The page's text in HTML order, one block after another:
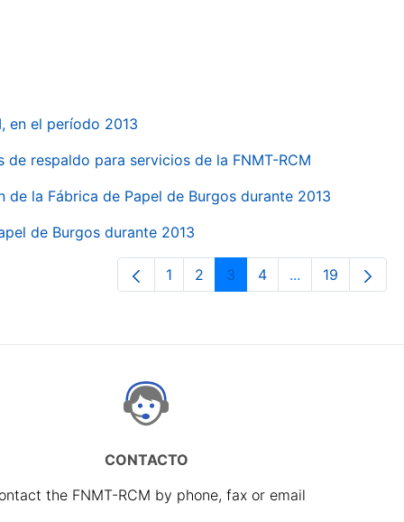
en el período 2013
respaldo para servicios de la FNMT-RCM
la Fábrica de Papel de Burgos durante 2013
de Burgos durante 2013
Page
1 Page
2 Page
3 Page
4 ...Intermediate
Page
19
CONTACTO
the FNMT-RCM by phone, fax or email